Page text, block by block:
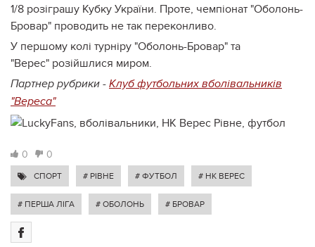
1/8 розіграшу Кубку України. Проте, чемпіонат "Оболонь-
Бровар" проводить не так переконливо.
У першому колі турніру "Оболонь-Бровар" та
"Верес" розійшлися миром.
Партнер рубрики - Клуб футбольних вболівальників
"Вереса"
0 0
СПОРТ # РІВНЕ # ФУТБОЛ # НК ВЕРЕС
# ПЕРША ЛІГА # ОБОЛОНЬ # БРОВАР